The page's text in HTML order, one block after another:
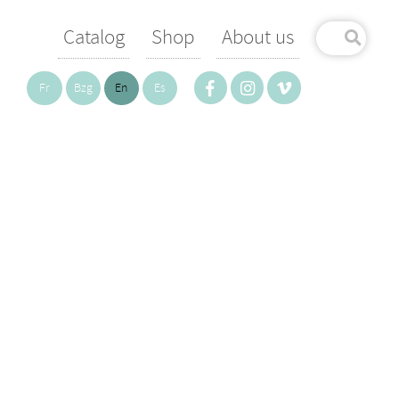
Catalog Shop About us
Fr Bzg En Es